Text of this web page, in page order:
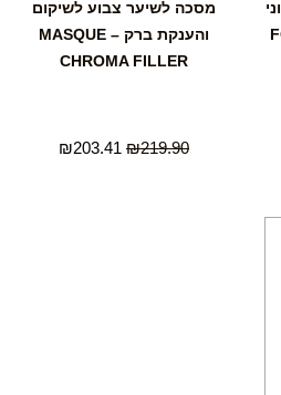
מסכה לשיער צבוע לשיקום
והענקת ברק – MASQUE
CHROMA FILLER
₪219.90
₪203.41